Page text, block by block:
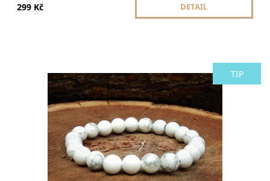
299 Kč
DETAIL
TIP
Magnezit podporuje klid, uvolnění a harmonii. Pomáhá
snížit stres, zlepšit intuici a podpořit emocionální
vyrovnanost. Ideální pro duševní pohodu.
Dostupnost:
Skladem